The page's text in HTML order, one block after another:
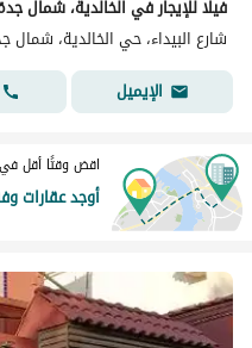
فيلا للإيجار في الخالدية، شمال
شارع البيداء، حي الخالدية، شمال
الإيميل
اقض وقتًا أقل في
أوجد عقارات